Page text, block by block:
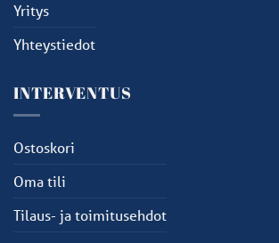
Yritys
Yhteystiedot
INTERVENTUS
Ostoskori
Oma tili
Tilaus- ja toimitusehdot